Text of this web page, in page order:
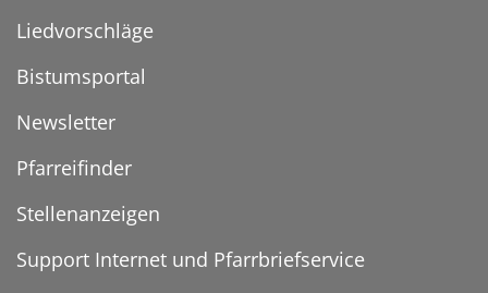
Liedvorschläge
Bistumsportal
Newsletter
Pfarreifinder
Stellenanzeigen
Support Internet und Pfarrbriefservice